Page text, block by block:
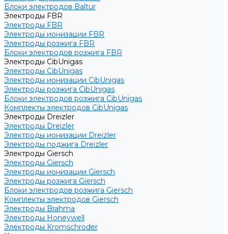
Блоки электродов Baltur
Электроды FBR
Электроды FBR
Электроды ионизации FBR
Электроды розжига FBR
Блоки электродов розжига FBR
Электроды CibUnigas
Электроды CibUnigas
Электроды ионизации CibUnigas
Электроды розжига CibUnigas
Блоки электродов розжига CibUnigas
Комплекты электродов CibUnigas
Электроды Dreizler
Электроды Dreizler
Электроды ионизации Dreizler
Электроды поджига Dreizler
Электроды Giersch
Электроды Giersch
Электроды ионизации Giersch
Электроды розжига Giersch
Блоки электродов розжига Giersch
Комплекты электродов Giersch
Электроды Brahma
Электроды Honeywell
Электроды Kromschroder